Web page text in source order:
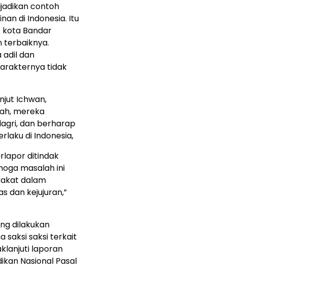
contoh
di Indonesia. Itu
kota Bandar
terbaiknya.
adil dan
tidak
Ichwan,
mereka
dan berharap
di Indonesia,
ditindak
masalah ini
dalam
dan kejujuran,”
dilakukan
saksi saksi terkait
laporan
Nasional Pasal